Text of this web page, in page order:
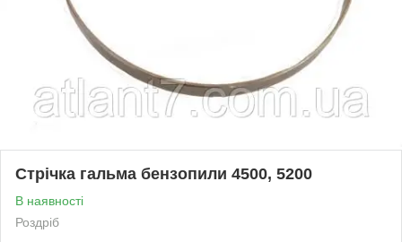
Стрічка гальма бензопили 4500, 5200
В наявності
Роздріб